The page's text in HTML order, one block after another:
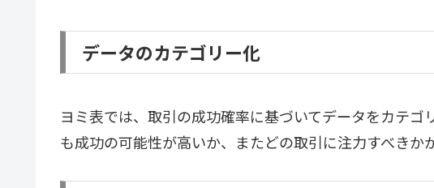
データのカテゴリー化
ヨミ表では、取引の成功確率に基づいてデータをカテゴ
も成功の可能性が高いか、またどの取引に注力すべきか